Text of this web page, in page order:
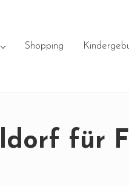
Shopping
für